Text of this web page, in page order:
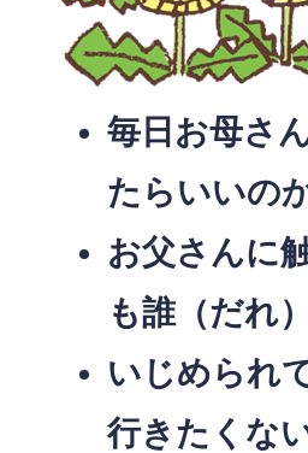
毎日お母さ
たらいいの
お父さんに
も誰（だれ
いじめられ
行きたくない